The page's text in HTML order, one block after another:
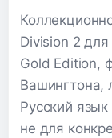
Division 2
Gold Edition,
Вашингтона,
Русский
не для